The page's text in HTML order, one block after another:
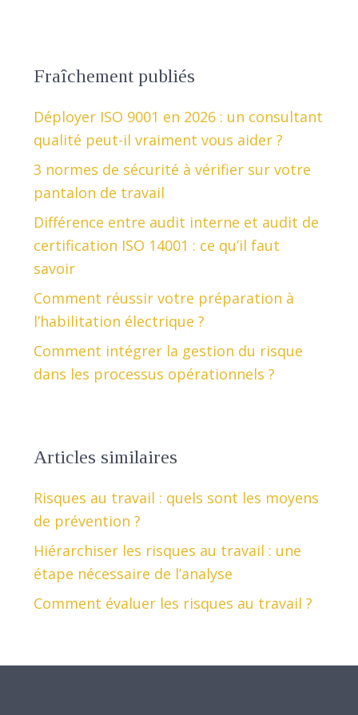
Fraîchement publiés
Déployer ISO 9001 en 2026 : un consultant
qualité peut-il vraiment vous aider ?
3 normes de sécurité à vérifier sur votre
pantalon de travail
Différence entre audit interne et audit de
certification ISO 14001 : ce qu’il faut
savoir
Comment réussir votre préparation à
l’habilitation électrique ?
Comment intégrer la gestion du risque
dans les processus opérationnels ?
Articles similaires
Risques au travail : quels sont les moyens
de prévention ?
Hiérarchiser les risques au travail : une
étape nécessaire de l’analyse
Comment évaluer les risques au travail ?